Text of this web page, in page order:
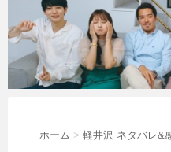
ホーム > 軽井沢 ネタバレ&